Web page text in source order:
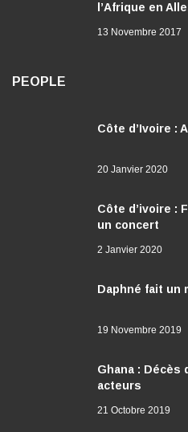
l’Afrique en
13 Novembre 2017
PEOPLE
Côte d’Ivoire :
20 Janvier 2020
Côte d’ivoire :
un concert
2 Janvier 2020
Daphné fait un
19 Novembre 2019
Ghana : Décès
acteurs
21 Octobre 2019